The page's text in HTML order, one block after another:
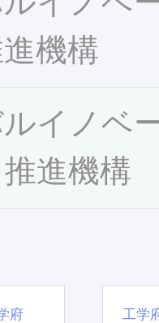
機構
イノベ
進機構
府 工学